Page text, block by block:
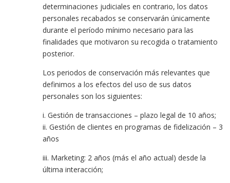
determinaciones judiciales en contrario, los datos
personales recabados se conservarán únicamente
durante el período mínimo necesario para las
finalidades que motivaron su recogida o tratamiento
posterior.
Los periodos de conservación más relevantes que
definimos a los efectos del uso de sus datos
personales son los siguientes:
i. Gestión de transacciones – plazo legal de 10 años;
ii. Gestión de clientes en programas de fidelización – 3
años
iii. Marketing: 2 años (más el año actual) desde la
última interacción;